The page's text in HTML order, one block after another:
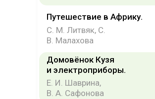
Путешествие в Африку.
Домовёнок Кузя
и электроприборы.
С. М. Литвяк, С.
В. Малахова
Е. И. Шаврина,
В. А. Сафонова